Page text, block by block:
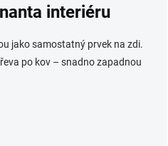
p
s
u
interiéru
jako samostatný prvek na zdi.
po kov – snadno zapadnou